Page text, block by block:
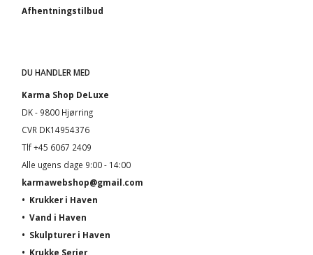
Afhentningstilbud
DU HANDLER MED
Karma Shop DeLuxe
DK - 9800 Hjørring
CVR DK14954376
Tlf +45 6067 2409
Alle ugens dage 9:00 - 14:00
karmawebshop@gmail.com
• Krukker i Haven
• Vand i Haven
• Skulpturer i Haven
• Krukke Serier